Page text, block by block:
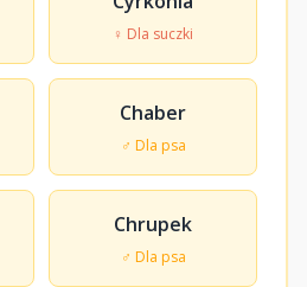
♀ Dla suczki
Chaber
♂ Dla psa
Chrupek
♂ Dla psa